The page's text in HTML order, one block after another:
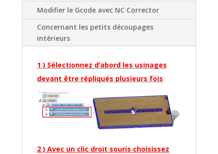
Modifier le Gcode avec NC Corrector
Concernant les petits découpages
intérieurs
1 ) Sélectionnez d’abord les usinages
devant être répliqués plusieurs fois
2 ) Avec un clic droit souris choisissez